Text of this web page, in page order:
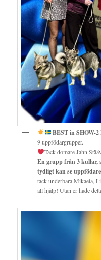
BEST in SHOW-
9 uppfödargrupper.
Tack domare Jahn
En grupp från 3 kullar,
tydligt kan se
tack underbara Mikaela,
all hjälp! Utan er hade